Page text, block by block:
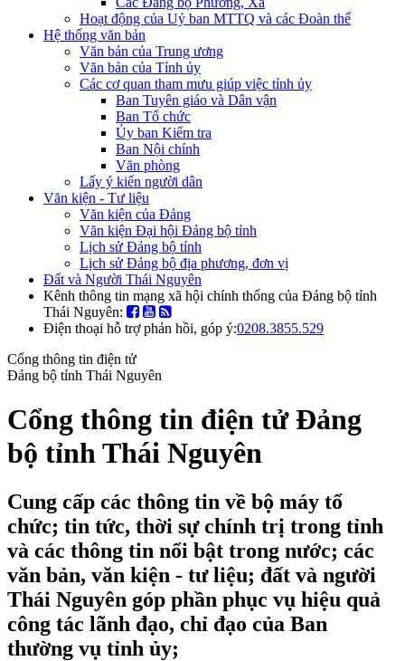
Hoạt động của Uỷ ban MTTQ và các Đoàn thể
Hệ thống văn bản
Văn bản của Trung ương
Văn bản của Tỉnh ủy
Các cơ quan tham mưu giúp việc tỉnh ủy
Ban Tuyên giáo và Dân vận
Ban Tổ chức
Ủy ban Kiểm tra
Ban Nội chính
Văn phòng
Lấy ý kiến người dân
Văn kiện - Tư liệu
Văn kiện của Đảng
Văn kiện Đại hội Đảng bộ tỉnh
Lịch sử Đảng bộ tỉnh
Lịch sử Đảng bộ địa phương, đơn vị
Đất và Người Thái Nguyên
Kênh thông tin mạng xã hội chính thống của Đảng bộ tỉnh
Thái Nguyên:
Điện thoại hỗ trợ phản hồi, góp ý:0208.3855.529
Cổng thông tin điện tử
Đảng bộ tỉnh Thái Nguyên
Cổng thông tin điện tử Đảng
bộ tỉnh Thái Nguyên
Cung cấp các thông tin về bộ máy tổ
chức; tin tức, thời sự chính trị trong tỉnh
và các thông tin nổi bật trong nước; các
văn bản, văn kiện - tư liệu; đất và người
Thái Nguyên góp phần phục vụ hiệu quả
công tác lãnh đạo, chỉ đạo của Ban
thường vụ tỉnh ủy;